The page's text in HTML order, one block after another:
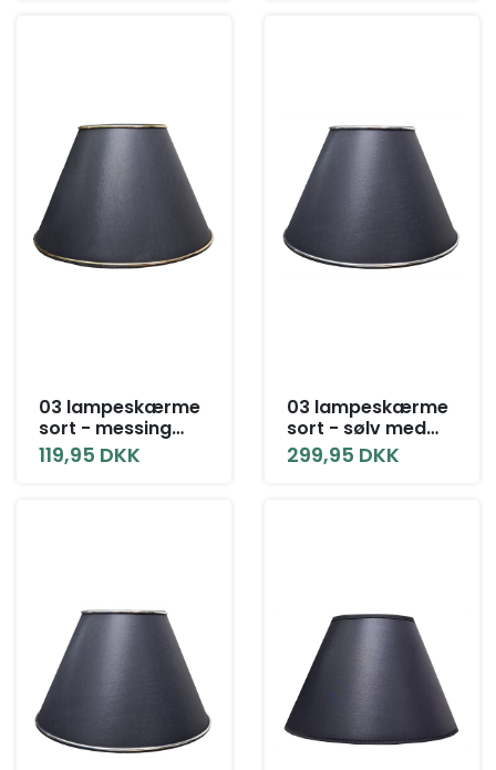
03 lampeskærme
sort - messing
uden låg alle
størrelser
119,95 DKK
03 lampeskærme
sort - sølv med
låg alle størrelser
299,95 DKK